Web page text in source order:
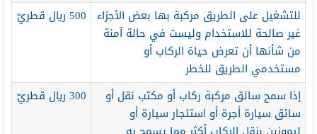
للتشغيل على الطريق مركبة بها بعض الأجزاء
غير صالحة للاستخدام وليست في حالة آمنة
من شأنها أن تعرض حياة الركاب أو
مستخدمي الطريق للخطر
500 ريال قطريّ
إذا سمح سائق مركبة ركاب أو مكتب نقل أو
سائق سيارة أجرة أو استئجار سيارة أو
300 ريال قطريّ